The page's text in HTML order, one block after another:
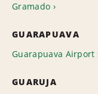
Gramado
GUARAPUAVA
Guarapuava Airport
GUARUJA